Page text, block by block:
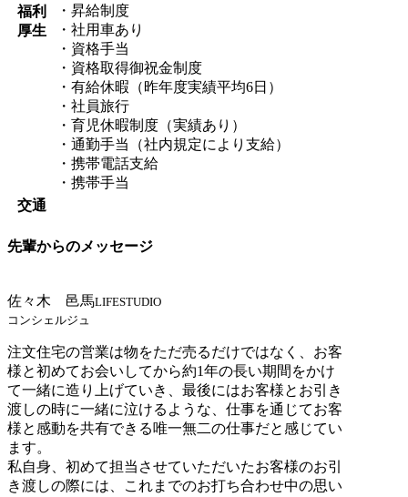
福利
厚生
・昇給制度
・社用車あり
・資格手当
・資格取得御祝金制度
・有給休暇（昨年度実績平均6日）
・社員旅行
・育児休暇制度（実績あり）
・通勤手当（社内規定により支給）
・携帯電話支給
・携帯手当
交通
先輩からのメッセージ
佐々木 邑馬LIFESTUDIO
コンシェルジュ
注文住宅の営業は物をただ売るだけではなく、お客
様と初めてお会いしてから約1年の長い期間をかけ
て一緒に造り上げていき、最後にはお客様とお引き
渡しの時に一緒に泣けるような、仕事を通じてお客
様と感動を共有できる唯一無二の仕事だと感じてい
ます。
私自身、初めて担当させていただいたお客様のお引
き渡しの際には、これまでのお打ち合わせ中の思い